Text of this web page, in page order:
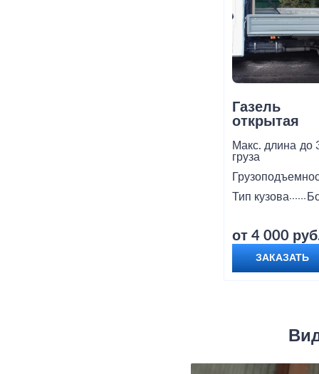
Газель
открытая
Макс. длина
груза
до
Тип кузова
от 4 000
ЗАКАЗАТЬ